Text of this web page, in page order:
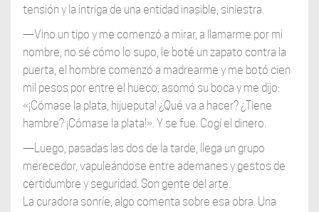
tensión y la intriga de una entidad inasible, siniestra.
—Vino un tipo y me comenzó a mirar, a llamarme por mi
nombre, no sé cómo lo supo, le boté un zapato contra la
puerta, el hombre comenzó a madrearme y me botó cien
mil pesos por entre el hueco, asomó su boca y me dijo:
«¡Cómase la plata, hijueputa! ¿Qué va a hacer? ¿Tiene
hambre? ¡Cómase la plata!». Y se fue. Cogí el dinero.
—Luego, pasadas las dos de la tarde, llega un grupo
merecedor, vapuleándose entre ademanes y gestos de
certidumbre y seguridad. Son gente del arte.
La curadora sonríe, algo comenta sobre esa obra. Una